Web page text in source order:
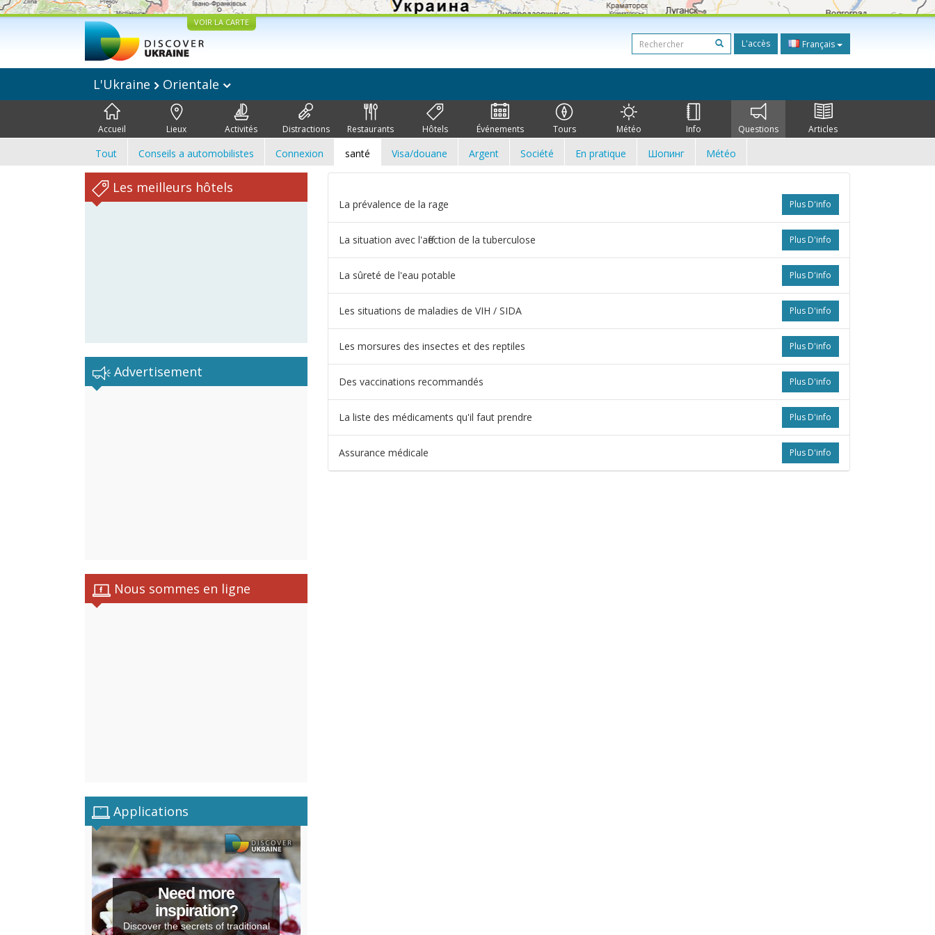
VOIR LA CARTE
L'accès Français
L'Ukraine Orientale
Accueil Lieux Activités Distractions Restaurants Hôtels Événements Tours Météo Info Questions Articles
Tout Conseils a automobilistes Connexion santé Visa/douane Argent Société En pratique Шопинг Météo
Les meilleurs hôtels
Advertisement
Nous sommes en ligne
Applications
Need more
inspiration?
Discover the secrets of traditional
Plus D'info
La prévalence de la rage
Plus D'info
La situation avec l'affection de la tuberculose
Plus D'info
La sûreté de l'eau potable
Plus D'info
Les situations de maladies de VIH / SIDA
Plus D'info
Les morsures des insectes et des reptiles
Plus D'info
Des vaccinations recommandés
Plus D'info
La liste des médicaments qu'il faut prendre
Plus D'info
Assurance médicale